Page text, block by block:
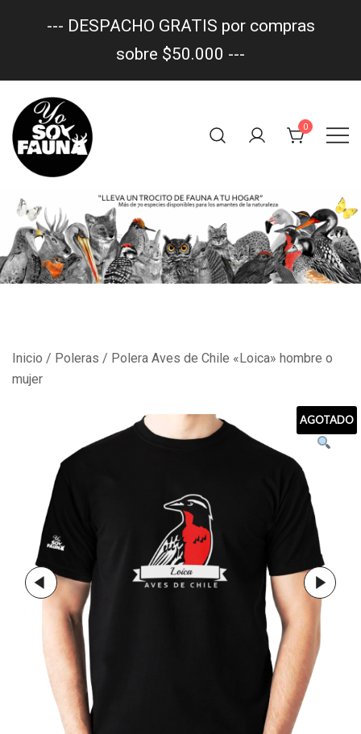
contenido
yo soy fauna
Un trocito de fauna en tu hogar
0
Inicio / Poleras / Polera Aves de Chile «Loica» hombre o
mujer
AGOTADO
--- DESPACHO GRATIS por compras
sobre $50.000 ---